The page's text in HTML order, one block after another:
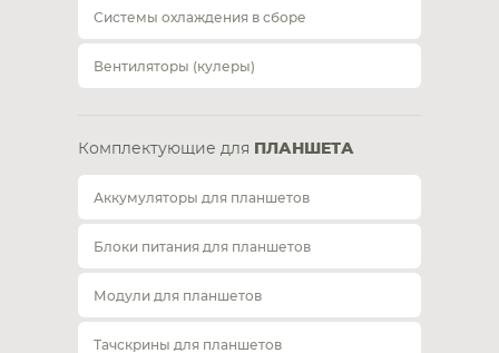
Системы охлаждения в сборе
Вентиляторы (кулеры)
Комплектующие для ПЛАНШЕТА
Аккумуляторы для планшетов
Блоки питания для планшетов
Модули для планшетов
Тачскрины для планшетов